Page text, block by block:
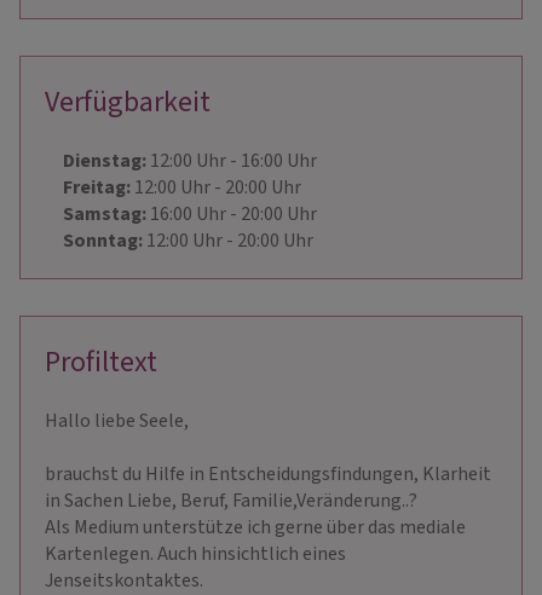
Verfügbarkeit
Dienstag:12:00 Uhr- 16:00 Uhr
Freitag:12:00 Uhr- 20:00 Uhr
Samstag:16:00 Uhr- 20:00 Uhr
Sonntag:12:00 Uhr- 20:00 Uhr
Profiltext
Hallo liebe Seele,
brauchst du Hilfe in Entscheidungsfindungen, Klarheit
in Sachen Liebe, Beruf, Familie,Veränderung..?
Als Medium unterstütze ich gerne über das mediale
Kartenlegen. Auch hinsichtlich eines
Jenseitskontaktes.